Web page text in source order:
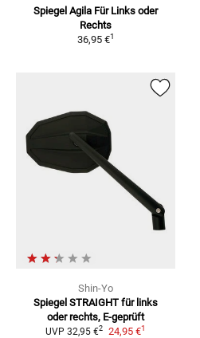
Spiegel Agila Für Links oder
Rechts
36,95 €1
Shin-Yo
Spiegel STRAIGHT für links
oder rechts, E-geprüft
UVP 32,95 €2 24,95 €1